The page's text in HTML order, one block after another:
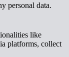
personal data.
like
platforms, collect